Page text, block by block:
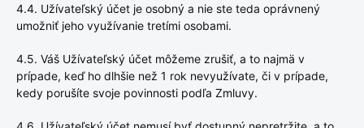
4.4. Užívateľský účet je osobný a nie ste teda oprávnený
umožniť jeho využívanie tretími osobami.
4.5. Váš Užívateľský účet môžeme zrušiť, a to najmä v
prípade, keď ho dlhšie než 1 rok nevyužívate, či v prípade,
kedy porušíte svoje povinnosti podľa Zmluvy.